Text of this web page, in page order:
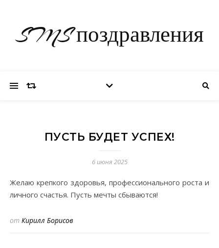
SMS поздравления
ПУСТЬ БУДЕТ УСПЕХ!
6 июня 2025
Желаю крепкого здоровья, профессионального роста и
личного счастья. Пусть мечты сбываются!
от Кирилл Борисов